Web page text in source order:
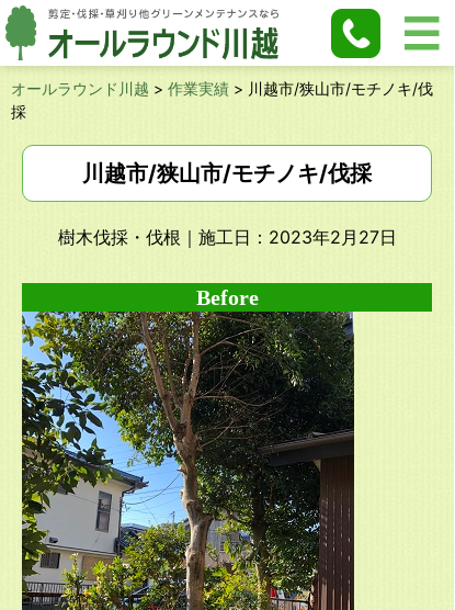
オールラウンド川越 > 作業実績 > 川越市/狭山市/モチノキ/伐
採
川越市/狭山市/モチノキ/伐採
樹木伐採・伐根 ｜施工日：2023年2月27日
Before